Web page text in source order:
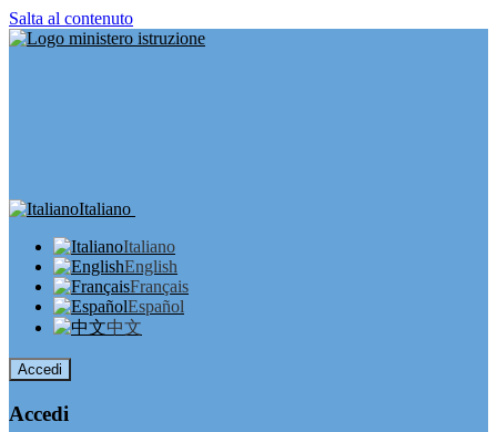
Salta al contenuto
Italiano
Italiano
English
Français
Español
中文
Accedi
Accedi